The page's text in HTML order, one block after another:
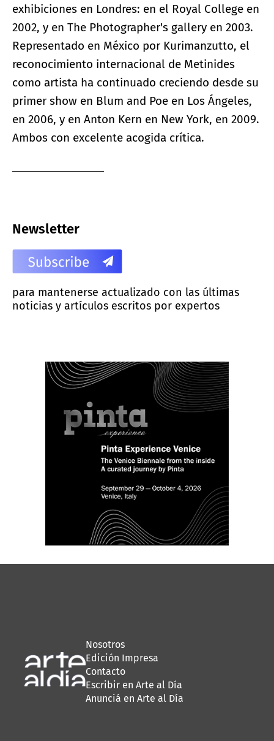
exhibiciones en Londres: en el Royal College en
2002, y en The Photographer's gallery en 2003.
Representado en México por Kurimanzutto, el
reconocimiento internacional de Metinides
como artista ha continuado creciendo desde su
primer show en Blum and Poe en Los Ángeles,
en 2006, y en Anton Kern en New York, en 2009.
Ambos con excelente acogida crítica.
Newsletter
para mantenerse actualizado con las últimas
noticias y artículos escritos por expertos
Nosotros
Edición Impresa
Contacto
Escribir en Arte al Día
Anunciá en Arte al Día